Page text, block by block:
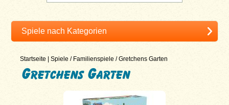
Startseite |Spiele / Familienspiele /Gretchens Garten
Gretchens Garten